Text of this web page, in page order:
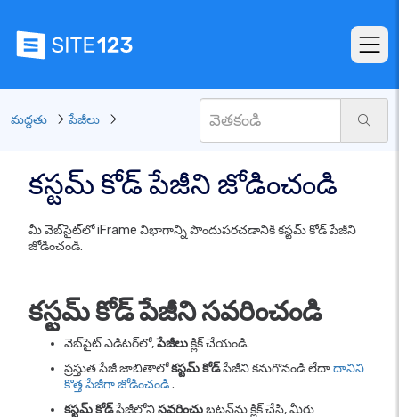
మద్దతు పేజీలు
కస్టమ్ కోడ్ పేజీని జోడించండి
మీ వెబ్‌సైట్‌లో iFrame విభాగాన్ని పొందుపరచడానికి కస్టమ్ కోడ్ పేజీని
జోడించండి.
కస్టమ్ కోడ్ పేజీని సవరించండి
వెబ్‌సైట్ ఎడిటర్‌లో,పేజీలుక్లిక్ చేయండి.
ప్రస్తుత పేజీ జాబితాలోకస్టమ్ కోడ్పేజీని కనుగొనండి లేదాదానిని
కొత్త పేజీగా జోడించండి.
కస్టమ్ కోడ్పేజీలోనిసవరించుబటన్‌ను క్లిక్ చేసి, మీరు